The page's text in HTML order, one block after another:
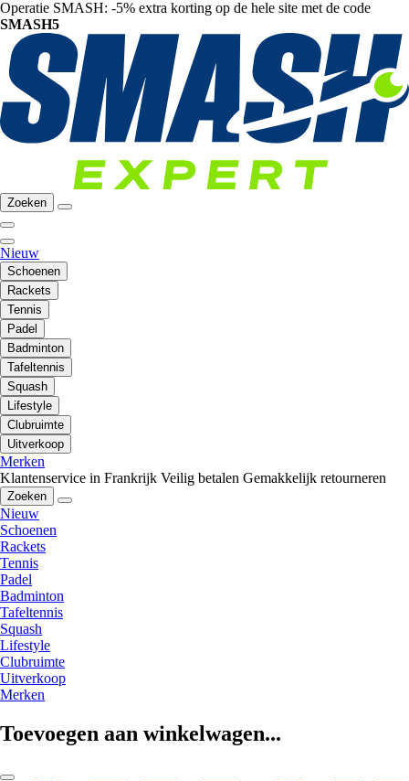
Operatie SMASH: -5% extra korting op de hele site met de code
SMASH5
Zoeken
Nieuw
Schoenen
Rackets
Tennis
Padel
Badminton
Tafeltennis
Squash
Lifestyle
Clubruimte
Uitverkoop
Merken
Klantenservice in Frankrijk Veilig betalen Gemakkelijk retourneren
Zoeken
Nieuw
Schoenen
Rackets
Tennis
Padel
Badminton
Tafeltennis
Squash
Lifestyle
Clubruimte
Uitverkoop
Merken
Toevoegen aan winkelwagen...